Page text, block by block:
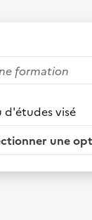
d'études visé